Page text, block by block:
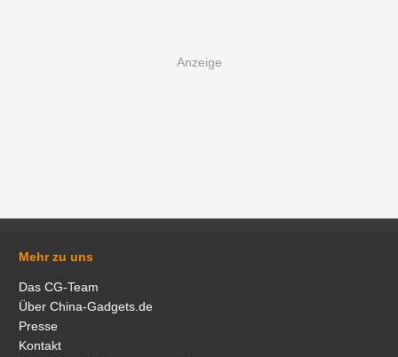
Mehr zu uns
Das CG-Team
Über China-Gadgets.de
Presse
Kontakt